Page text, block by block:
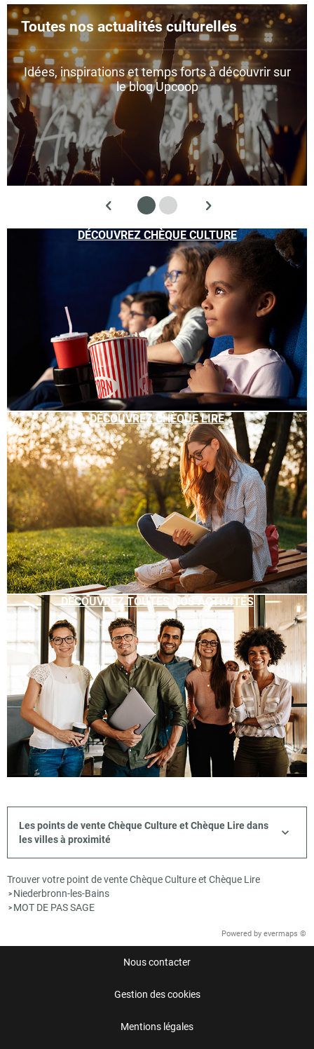
Toutes nos actualités culturelles
Idées, inspirations et temps forts à découvrir sur
le blog Upcoop
DÉCOUVREZ CHÈQUE CULTURE
DÉCOUVREZ CHÈQUE LIRE
DÉCOUVREZ TOUTES NOS ACTIVITÉS
Les points de vente Chèque Culture et Chèque Lire dans
les villes à proximité
Trouver votre point de vente Chèque Culture et Chèque Lire
> Niederbronn-les-Bains
> MOT DE PAS SAGE
Powered by evermaps ©
Nous contacter
Gestion des cookies
Mentions légales